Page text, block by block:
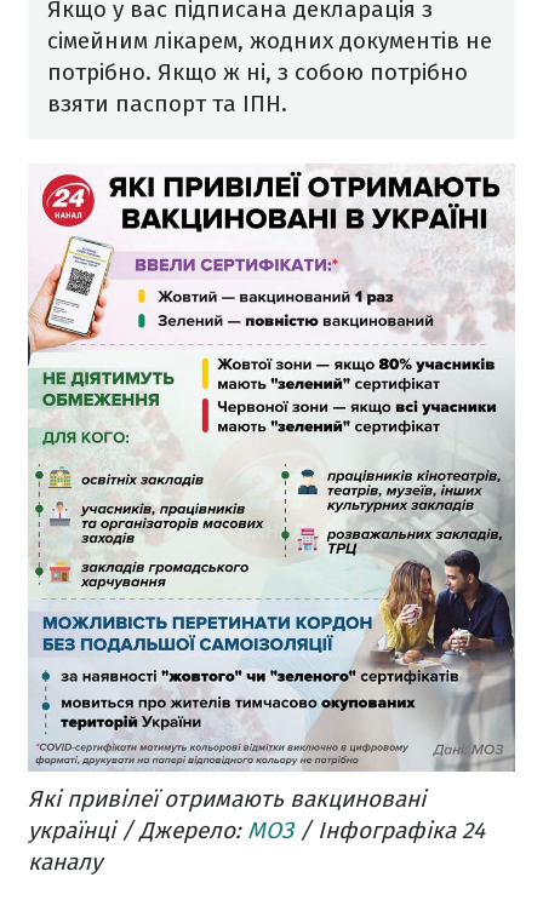
Якщо у вас підписана декларація з
сімейним лікарем, жодних документів не
потрібно. Якщо ж ні, з собою потрібно
взяти паспорт та ІПН.
Які привілеї отримають вакциновані
українці / Джерело: МОЗ/ Інфографіка 24
каналу